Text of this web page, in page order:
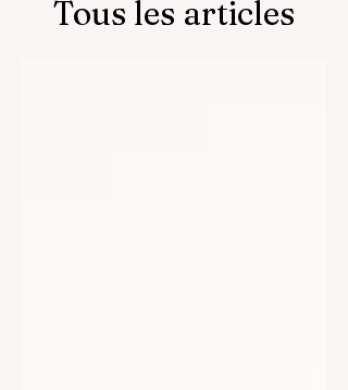
Tous les articles